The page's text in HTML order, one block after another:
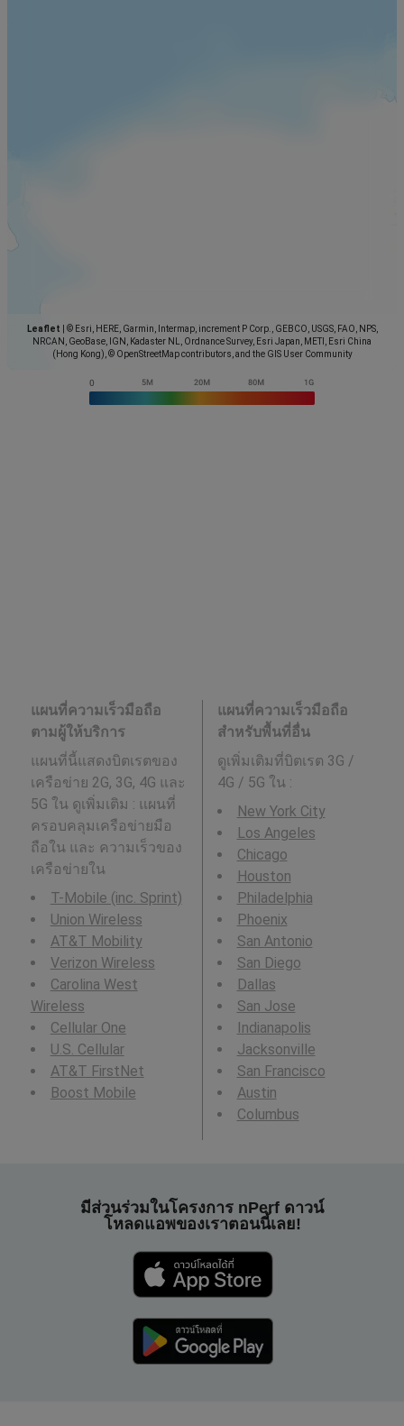
Leaflet
© Esri, HERE, Garmin, Intermap, increment P Corp., GEBCO, USGS, FAO, NPS,
NRCAN, GeoBase, IGN, Kadaster NL, Ordnance Survey, Esri Japan, METI, Esri China
(Hong Kong), © OpenStreetMap contributors, and the GIS User Community
แผนที่ความเร็วมือถือ
ตามผู้ให้บริการ
แผนที่นี้แสดงบิตเรตของ
เครือข่าย 2G, 3G, 4G และ
5G ใน ดูเพิ่มเติม : แผนที่
ครอบคลุมเครือข่ายมือ
ถือใน และ ความเร็วของ
เครือข่ายใน
T-Mobile (inc. Sprint)
Union Wireless
AT&T Mobility
Verizon Wireless
Carolina West
Wireless
Cellular One
U.S. Cellular
AT&T FirstNet
Boost Mobile
แผนที่ความเร็วมือถือ
สำหรับพื้นที่อื่น
ดูเพิ่มเติมที่บิตเรต 3G /
4G / 5G ใน :
New York City
Los Angeles
Chicago
Houston
Philadelphia
Phoenix
San Antonio
San Diego
Dallas
San Jose
Indianapolis
Jacksonville
San Francisco
Austin
Columbus
มีส่วนร่วมในโครงการ nPerf ดาวน์
โหลดแอพของเราตอนนี้เลย!